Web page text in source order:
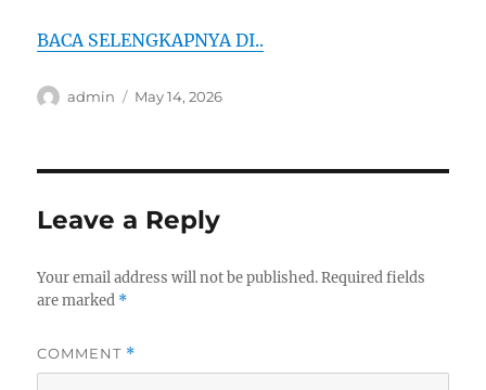
BACA SELENGKAPNYA DI..
Author
admin
Posted
May 14, 2026
Leave a Reply
Your email address will not be published. Required fields
are marked *
COMMENT *